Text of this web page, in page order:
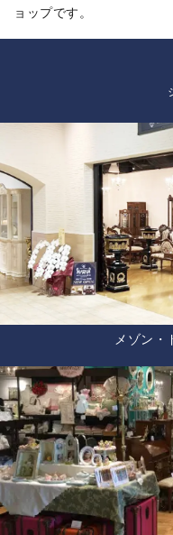
ョップです。
メゾン・